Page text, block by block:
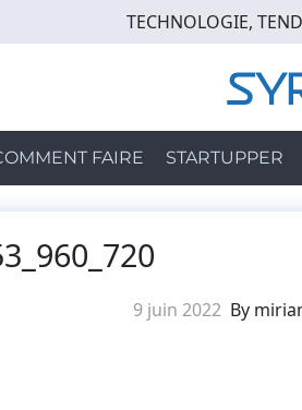
TECHNOLOGIE,
FAIRE STARTUPPER
9 juin 2022 By